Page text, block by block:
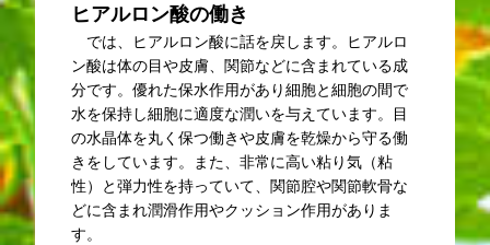
ヒアルロン酸の働き
では、ヒアルロン酸に話を戻します。ヒアルロ
ン酸は体の目や皮膚、関節などに含まれている成
分です。優れた保水作用があり細胞と細胞の間で
水を保持し細胞に適度な潤いを与えています。目
の水晶体を丸く保つ働きや皮膚を乾燥から守る働
きをしています。また、非常に高い粘り気（粘
性）と弾力性を持っていて、関節腔や関節軟骨な
どに含まれ潤滑作用やクッション作用がありま
す。